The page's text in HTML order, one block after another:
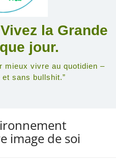
la Grande
jour.
mieux vivre au quotidien –
sans bullshit.”
image de soi